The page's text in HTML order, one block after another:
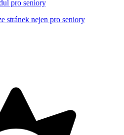
stránek nejen pro seniory